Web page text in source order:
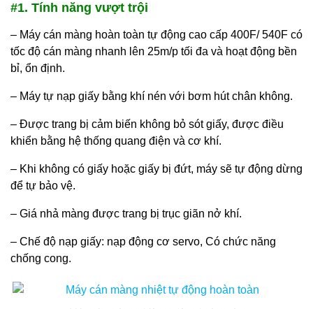
#1. Tính năng vượt trội
– Máy cán màng hoàn toàn tự động cao cấp 400F/ 540F có
tốc độ cán màng nhanh lên 25m/p tối đa và hoạt động bền
bỉ, ổn định.
– Máy tự nạp giấy bằng khí nén với bơm hút chân không.
– Được trang bị cảm biến không bỏ sót giấy, được điều
khiển bằng hệ thống quang điện và cơ khí.
– Khi không có giấy hoặc giấy bị đứt, máy sẽ tự động dừng
để tự bảo vệ.
– Giá nhả màng được trang bị trục giãn nở khí.
– Chế độ nạp giấy: nạp động cơ servo, Có chức năng
chống cong.